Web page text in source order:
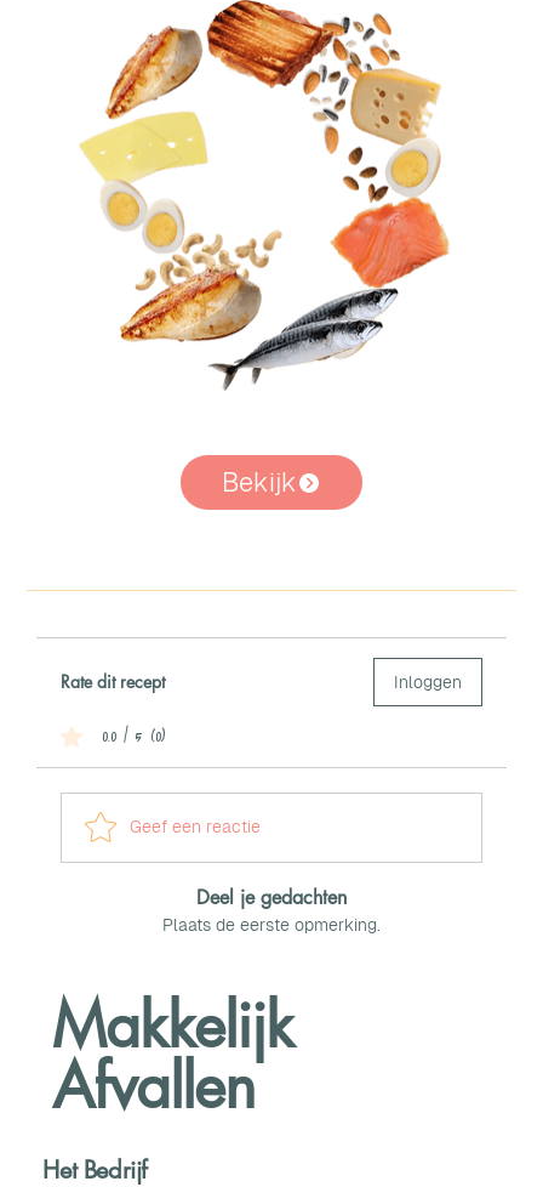
Bekijk
Rate dit recept Inloggen
0.0 / 5 (0)
Geef een reactie
Deel je gedachten
Plaats de eerste opmerking.
Makkelijk
Afvallen
Het Bedrijf